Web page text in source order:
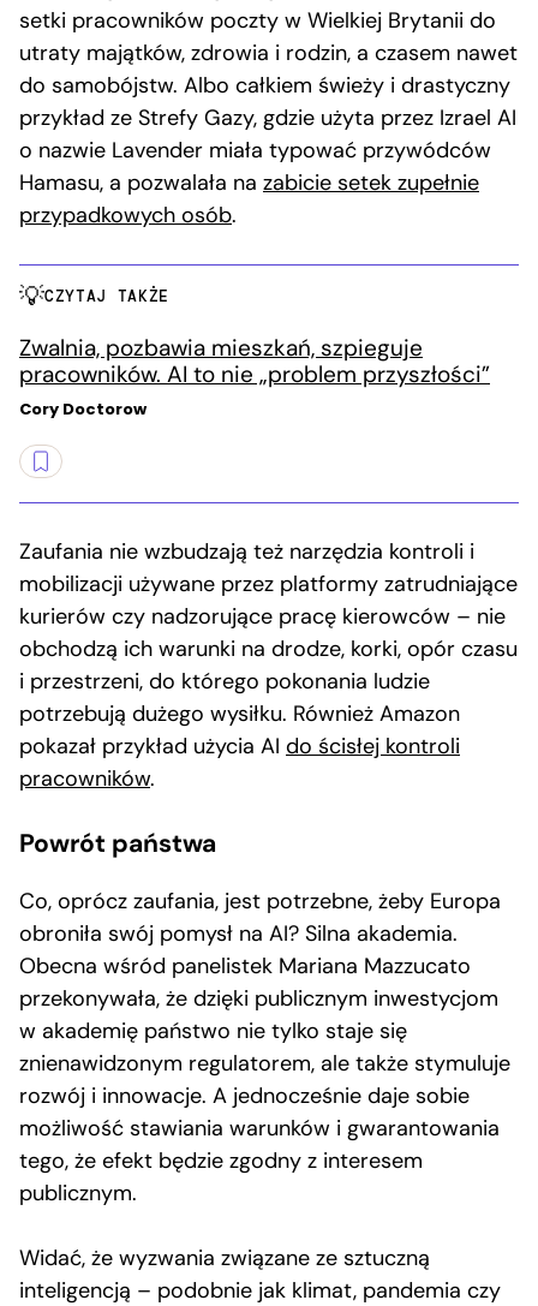
setki pracowników poczty w Wielkiej Brytanii do
utraty majątków, zdrowia i rodzin, a czasem nawet
do samobójstw. Albo całkiem świeży i drastyczny
przykład ze Strefy Gazy, gdzie użyta przez Izrael AI
o nazwie Lavender miała typować przywódców
Hamasu, a pozwalała na zabicie setek zupełnie
przypadkowych osób.
CZYTAJ TAKŻE
Zwalnia, pozbawia mieszkań, szpieguje
pracowników. AI to nie „problem przyszłości”
Cory Doctorow
Zaufania nie wzbudzają też narzędzia kontroli i
mobilizacji używane przez platformy zatrudniające
kurierów czy nadzorujące pracę kierowców – nie
obchodzą ich warunki na drodze, korki, opór czasu
i przestrzeni, do którego pokonania ludzie
potrzebują dużego wysiłku. Również Amazon
pokazał przykład użycia AI do ścisłej kontroli
pracowników.
Powrót państwa
Co, oprócz zaufania, jest potrzebne, żeby Europa
obroniła swój pomysł na AI? Silna akademia.
Obecna wśród panelistek Mariana Mazzucato
przekonywała, że dzięki publicznym inwestycjom
w akademię państwo nie tylko staje się
znienawidzonym regulatorem, ale także stymuluje
rozwój i innowacje. A jednocześnie daje sobie
możliwość stawiania warunków i gwarantowania
tego, że efekt będzie zgodny z interesem
publicznym.
Widać, że wyzwania związane ze sztuczną
inteligencją – podobnie jak klimat, pandemia czy